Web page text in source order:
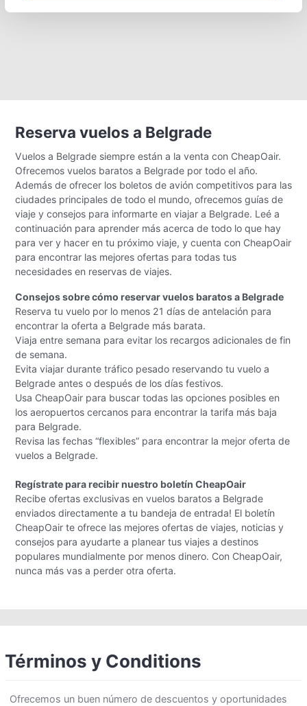
Reserva vuelos a Belgrade
Vuelos a Belgrade siempre están a la venta con CheapOair.
Ofrecemos vuelos baratos a Belgrade por todo el año.
Además de ofrecer los boletos de avión competitivos para las
ciudades principales de todo el mundo, ofrecemos guías de
viaje y consejos para informarte en viajar a Belgrade. Leé a
continuación para aprender más acerca de todo lo que hay
para ver y hacer en tu próximo viaje, y cuenta con CheapOair
para encontrar las mejores ofertas para todas tus
necesidades en reservas de viajes.
Consejos sobre cómo reservar vuelos baratos a Belgrade
Reserva tu vuelo por lo menos 21 días de antelación para
encontrar la oferta a Belgrade más barata.
Viaja entre semana para evitar los recargos adicionales de fin
de semana.
Evita viajar durante tráfico pesado reservando tu vuelo a
Belgrade antes o después de los días festivos.
Usa CheapOair para buscar todas las opciones posibles en
los aeropuertos cercanos para encontrar la tarifa más baja
para Belgrade.
Revisa las fechas “flexibles” para encontrar la mejor oferta de
vuelos a Belgrade.
Regístrate para recibir nuestro boletín CheapOair
Recibe ofertas exclusivas en vuelos baratos a Belgrade
enviados directamente a tu bandeja de entrada! El boletín
CheapOair te ofrece las mejores ofertas de viajes, noticias y
consejos para ayudarte a planear tus viajes a destinos
populares mundialmente por menos dinero. Con CheapOair,
nunca más vas a perder otra oferta.
Términos y Conditions
Ofrecemos un buen número de descuentos y oportunidades